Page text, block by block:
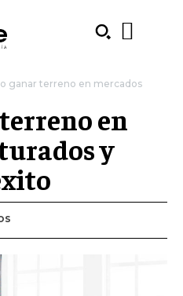
ganar terreno en mercados
en
y